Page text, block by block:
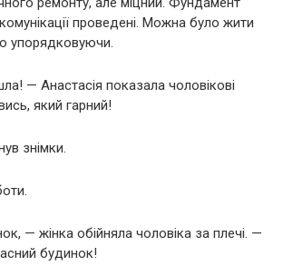
проведені. Можна було жити
упорядковуючи.
— Анастасія показала чоловікові
який гарний!
знімки.
— жінка обійняла чоловіка за плечі. —
будинок!